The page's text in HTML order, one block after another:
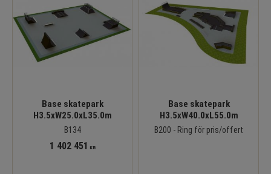
Base skatepark
H3.5xW25.0xL35.0m
B134
1 402 451 KR
Base skatepark
H3.5xW40.0xL55.0m
B200 - Ring för pris/offert